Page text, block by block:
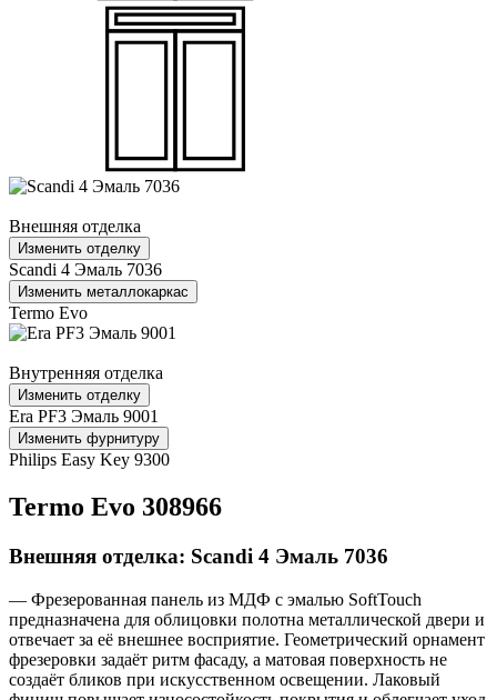
Внешняя отделка
Изменить отделку
Scandi 4 Эмаль 7036
Изменить металлокаркас
Termo Evo
Внутренняя отделка
Изменить отделку
Era PF3 Эмаль 9001
Изменить фурнитуру
Philips Easy Key 9300
Termo Evo 308966
Внешняя отделка: Scandi 4 Эмаль 7036
— Фрезерованная панель из МДФ с эмалью SoftTouch
предназначена для облицовки полотна металлической двери и
отвечает за её внешнее восприятие. Геометрический орнамент
фрезеровки задаёт ритм фасаду, а матовая поверхность не
создаёт бликов при искусственном освещении. Лаковый